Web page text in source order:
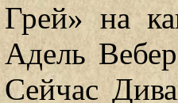
Грей» на
Адель
Сейчас